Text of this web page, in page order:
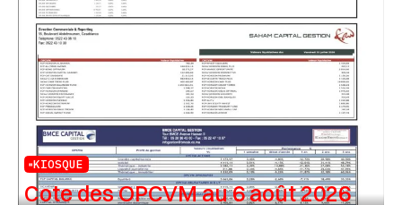
KIOSQUE
Cote des OPCVM au 6 août 2026